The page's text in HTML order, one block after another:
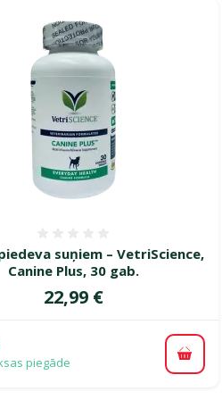
suņiem – VetriScience,
Canine Plus, 30 gab.
Cena
22,99 €
piegāde